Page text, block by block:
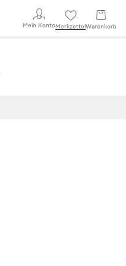
Mein KontoMerkzettel Warenkorb